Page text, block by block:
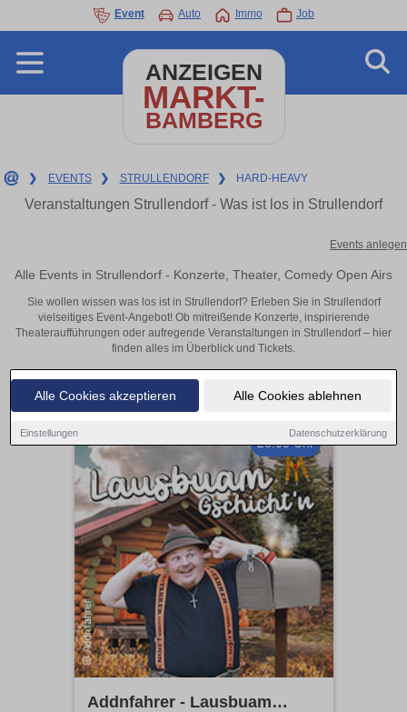
Alle Cookies akzeptieren Alle Cookies ablehnen
Einstellungen Datenschutzerklärung
Event Auto Immo Job
ANZEIGEN
MARKT-
BAMBERG
❯ EVENTS ❯ STRULLENDORF ❯ HARD-HEAVY
Veranstaltungen Strullendorf - Was ist los in Strullendorf
Events anlegen
Alle Events in Strullendorf - Konzerte, Theater, Comedy Open Airs
Sie wollen wissen was los ist in Strullendorf? Erleben Sie in Strullendorf
vielseitiges Event-Angebot! Ob mitreißende Konzerte, inspirierende
Theateraufführungen oder aufregende Veranstaltungen in Strullendorf – hier
finden alles im Überblick und Tickets.
20:00 Uhr
Addnfahrer - Lausbuam